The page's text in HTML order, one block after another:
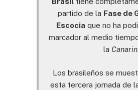
partido de la Fase de
Escocia que no ha
marcador al medio
la
Los brasileños se
esta tercera jornada de